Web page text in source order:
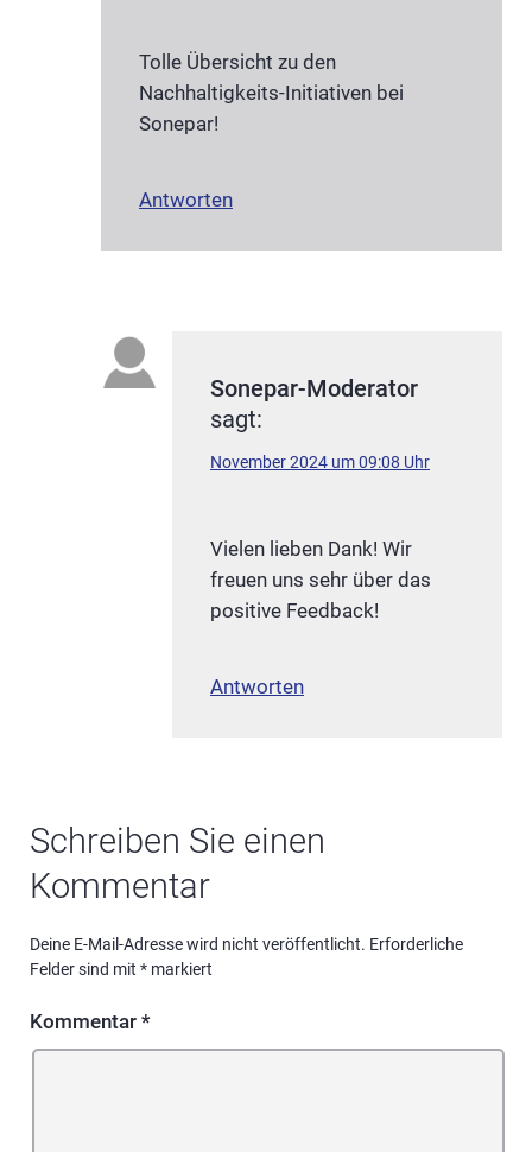
Tolle Übersicht zu den
Nachhaltigkeits-Initiativen bei
Sonepar!
Antworten
Sonepar-Moderator
sagt:
November 2024 um 09:08 Uhr
Vielen lieben Dank! Wir
freuen uns sehr über das
positive Feedback!
Antworten
Schreiben Sie einen
Kommentar
Deine E-Mail-Adresse wird nicht veröffentlicht. Erforderliche
Felder sind mit * markiert
Kommentar *